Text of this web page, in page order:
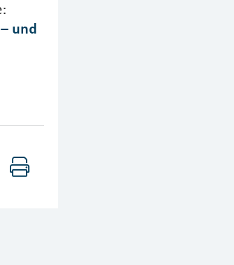
und